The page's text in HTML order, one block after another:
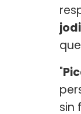
que
"
sin